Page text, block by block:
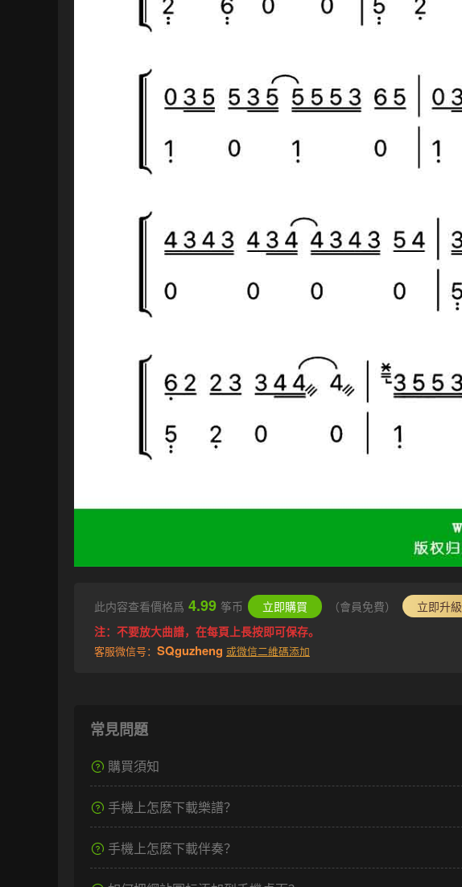
此内容查看價格爲 4.99 筝币 立即購買 （會員免費）
立即升級
注：不要放大曲譜，在每頁上長按即可保存。
客服微信号： SQguzheng 或微信二維碼添加
常見問題
購買須知
手機上怎麽下載樂譜？
手機上怎麽下載伴奏？